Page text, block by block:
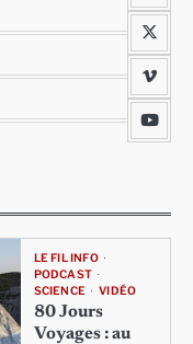
LE FIL INFO
PODCAST
SCIENCE
VIDÉO
80 Jours
Voyages : au